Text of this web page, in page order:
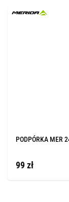
PODPÓRKA MER
99 zł